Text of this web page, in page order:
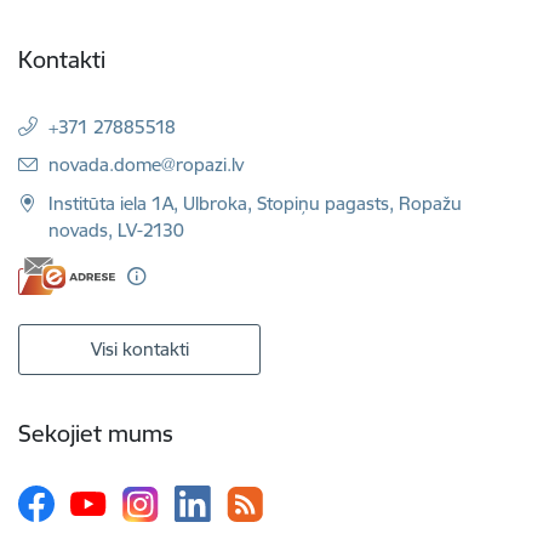
Kontakti
+371 27885518
E-pasts:
novada.dome@ropazi.lv
Institūta iela 1A, Ulbroka, Stopiņu pagasts, Ropažu
novads, LV-2130
Visi kontakti
Sekojiet mums